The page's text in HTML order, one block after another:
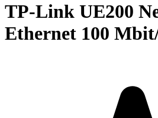
TP-Link UE200
Ethernet 100